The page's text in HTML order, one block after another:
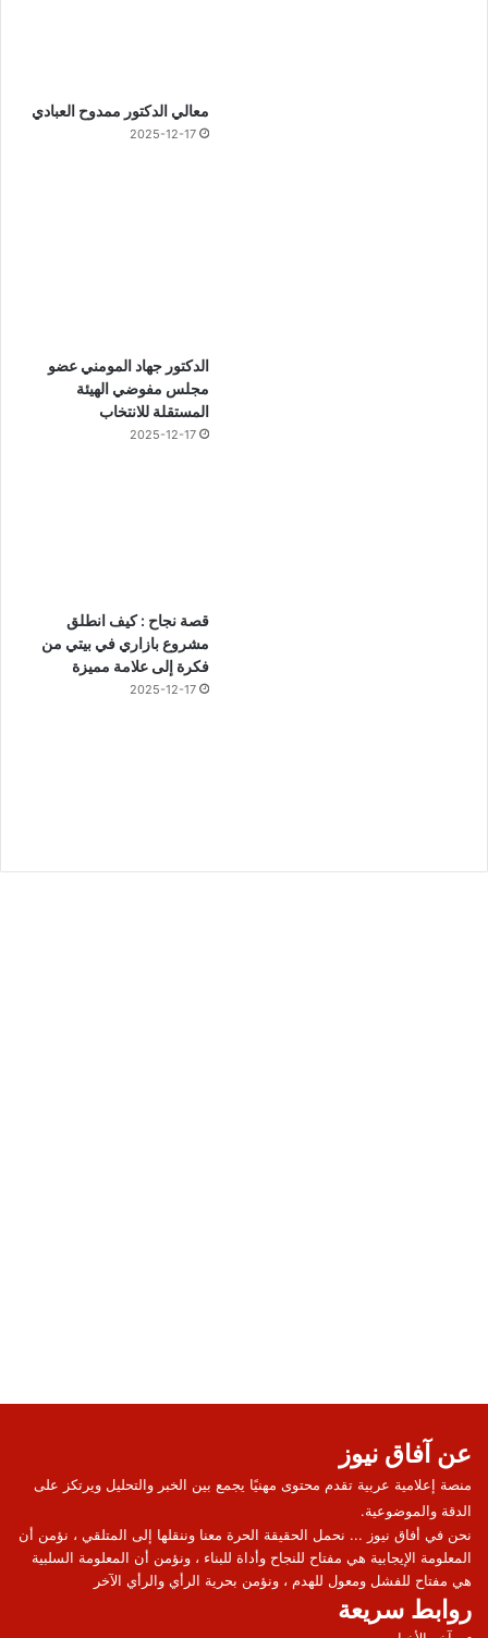
معالي الدكتور ممدوح العبادي
2025-12-17
الدكتور جهاد المومني عضو
مجلس مفوضي الهيئة
المستقلة للانتخاب
2025-12-17
قصة نجاح : كيف انطلق
مشروع بازاري في بيتي من
فكرة إلى علامة مميزة
2025-12-17
عن آفاق نيوز
منصة إعلامية عربية تقدم محتوى مهنيًا يجمع بين الخبر والتحليل ويرتكز على
الدقة والموضوعية.
نحن في أفاق نيوز ... نحمل الحقيقة الحرة معنا وننقلها إلى المتلقي ، نؤمن أن
المعلومة الإيجابية هي مفتاح للنجاح وأداة للبناء ، ونؤمن أن المعلومة السلبية
هي مفتاح للفشل ومعول للهدم ، ونؤمن بحرية الرأي والرأي الآخر
روابط سريعة